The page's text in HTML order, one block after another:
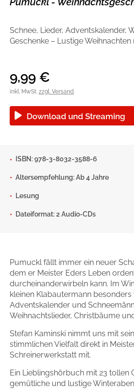
Man sieht sich
Reihen
Zum Titel
Presse
Autorinnen und Autoren
Schnee, Lieder, Adventskalender,
Geschenke – Lustige
9,99 €
inkl. MwSt. zzgl. Versand
Download und Streaming
ISBN: 978-3-8032-3588-6
Altersempfehlung: Ab 4 Jahre
Lesung
Dateiformat: 2 Audio-CDs
Pumuckl fällt immer ein neuer
dem er Meister Eders Leben
durcheinanderwirbeln kann. Im
kleinen Klabautermann besonders
Adventskalender und
Weihnachtslieder, Christbäume
Stefan Kaminski nimmt uns mit
stimmlichen Vielfalt direkt in
Schreinerwerkstatt mit.
Ein Lieblingshörbuch mit 23 tollen
gemütliche und lustige